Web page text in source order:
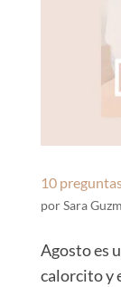
10
porSara
Agosto es
calorcito y